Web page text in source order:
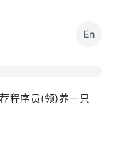
En
程序员(领)养一只